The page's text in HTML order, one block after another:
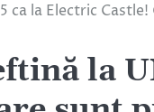
ca la Electric
la